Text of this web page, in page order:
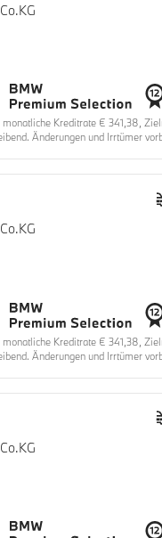
Kreditrate € 341,38,
Änderungen und Irrtümer
Kreditrate € 341,38,
Änderungen und Irrtümer